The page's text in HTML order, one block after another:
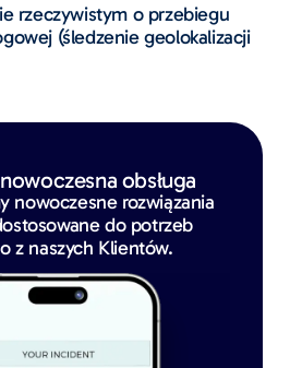
rzeczywistym o przebiegu
(śledzenie geolokalizacji
obsługa
nowoczesne rozwiązania
do potrzeb
z naszych Klientów.